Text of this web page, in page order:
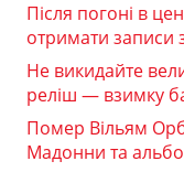
Після погоні в
отримати записи
Не викидайте
реліш — взимку
Помер Вільям
Мадонни та